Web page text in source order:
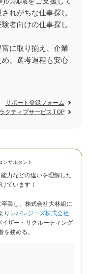
れがちな仕事探し
者向けの仕事探し
に取り揃え、企業
、選考過程も安心
サポート登録フォーム
クティブサービスTOP
ンサルタント
力などの違いを理解した
ています！
業し、株式会社大林組に
り レバレジーズ株式会社
ザー・リクルーティング
務める。